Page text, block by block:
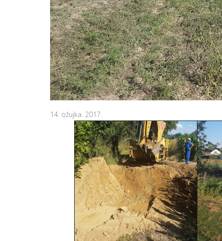
14. ožujka. 2017.